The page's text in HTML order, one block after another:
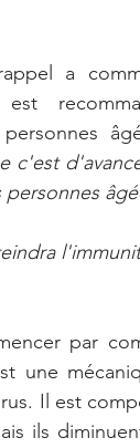
a
c'est
par
une
Il est
ils